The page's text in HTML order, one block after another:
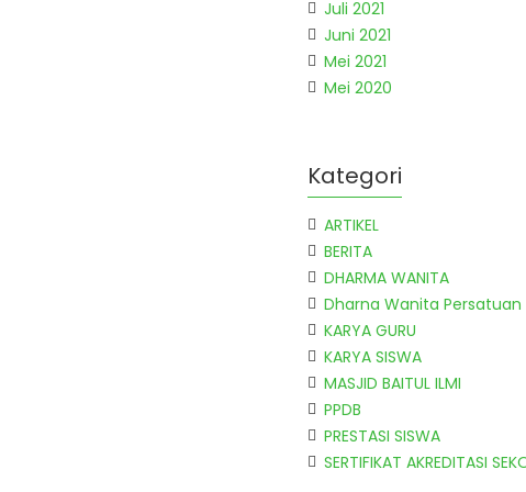
Juli 2021
Juni 2021
Mei 2021
Mei 2020
Kategori
ARTIKEL
BERITA
DHARMA WANITA
Dharna Wanita Persatuan
KARYA GURU
KARYA SISWA
MASJID BAITUL ILMI
PPDB
PRESTASI SISWA
SERTIFIKAT AKREDITASI